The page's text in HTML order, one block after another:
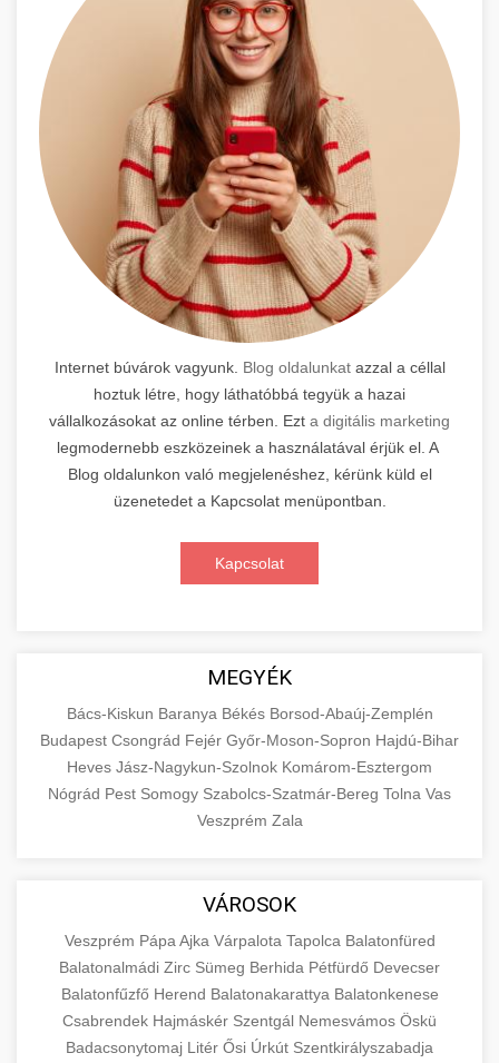
Internet búvárok vagyunk. Blog oldalunkatazzal a céllal
hoztuk létre, hogy láthatóbbá tegyük a hazai
vállalkozásokat az online térben. Ezt a digitális marketing
legmodernebb eszközeinek a használatával érjük el. A
Blog oldalunkon való megjelenéshez, kérünk küld el
üzenetedet a Kapcsolat menüpontban.
Kapcsolat
MEGYÉK
Bács-Kiskun Baranya Békés Borsod-Abaúj-Zemplén
Budapest Csongrád Fejér Győr-Moson-Sopron Hajdú-Bihar
Heves Jász-Nagykun-Szolnok Komárom-Esztergom
Nógrád Pest Somogy Szabolcs-Szatmár-Bereg Tolna Vas
Veszprém Zala
VÁROSOK
Veszprém Pápa Ajka Várpalota Tapolca Balatonfüred
Balatonalmádi Zirc Sümeg Berhida Pétfürdő Devecser
Balatonfűzfő Herend Balatonakarattya Balatonkenese
Csabrendek Hajmáskér Szentgál Nemesvámos Öskü
Badacsonytomaj Litér Ősi Úrkút Szentkirályszabadja